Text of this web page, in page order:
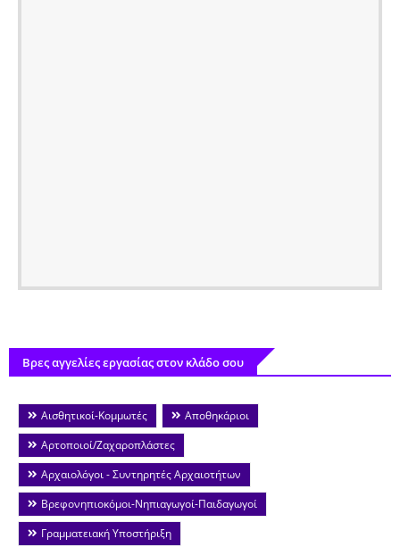
Βρες αγγελίες εργασίας στον κλάδο σου
Αισθητικοί-Κομμωτές
Αποθηκάριοι
Αρτοποιοί/Ζαχαροπλάστες
Αρχαιολόγοι - Συντηρητές Αρχαιοτήτων
Βρεφονηπιοκόμοι-Νηπιαγωγοί-Παιδαγωγοί
Γραμματειακή Υποστήριξη